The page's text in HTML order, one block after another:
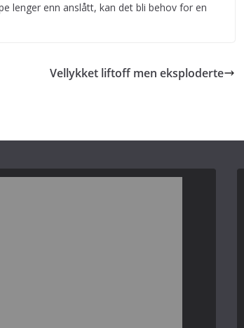
lenger enn anslått, kan det bli behov for en
Vellykket liftoff men eksploderte